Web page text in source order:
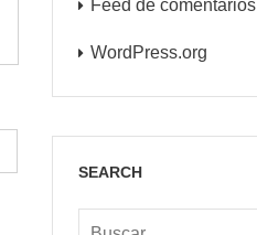
Feed de comentarios
WordPress.org
SEARCH